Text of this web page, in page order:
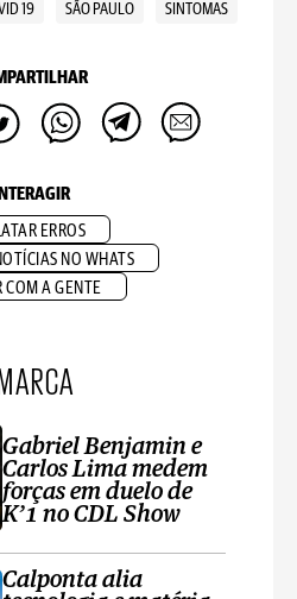
19 SÃO PAULO SINTOMAS
INTERAGIR
ERROS
NO WHATS
COM A GENTE
Gabriel Benjamin e
Carlos Lima medem
forças em duelo de
K’1 no CDL Show
Calponta alia